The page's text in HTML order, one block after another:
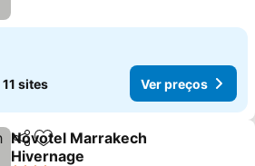
11 sites Ver preços
PartilharAdicionar aos favoritos
Novotel Marrakech
Hivernage